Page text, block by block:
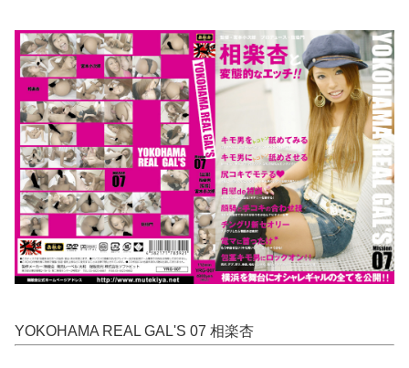
もしかして、マンションのベランダで七輪で焼き肉ってダメなの？????
【熊本地震】 発生後に居酒屋店内から温泉が吹き出す ← これ前触れじゃね？
【悲報】 上沼恵美子さん「簡単にそうめん作れ言うけど、そうめん作りて地獄なんよ」
職場の人妻と不倫をして、ついに、、、
このパソコン買おうか迷ってるから背中を刺してくれｗｗｗ
ロシア十代 ”ルージア” という女の子のAAサイズのお●ぱいグラビア。
YOKOHAMA REAL GAL'S 07 相楽杏